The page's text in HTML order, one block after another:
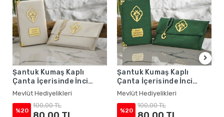
Şantuk Kumaş Kaplı
Çanta İçerisinde İnci
Tesbihli Krem Renkli
Şantuk Yasin Kitabı Seti -
Mevlüt Hediyelikleri
Mevlüt Hediyelikleri
%20
100,00 TL
Şantuk Kumaş Kaplı
Çanta İçerisinde İnci
Tesbihli Zümrüt Renkli
Şantuk Yasin Kitabı Seti -
Mevlüt Hediyelikleri
Mevlüt Hediyelikleri
%20
100,00 TL